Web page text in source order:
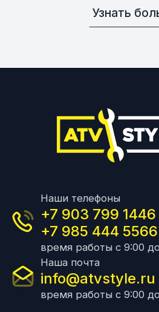
Узнать
Наши телефоны
+7 903 799 1446
+7 985 444 5566
время работы с 9:00
Наша почта
info@atvstyle.ru
время работы с 9:00